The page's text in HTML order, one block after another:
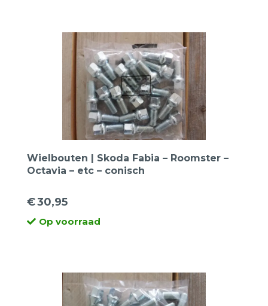
Wielbouten | Skoda Fabia – Roomster –
Octavia – etc – conisch
€30,95
Op voorraad